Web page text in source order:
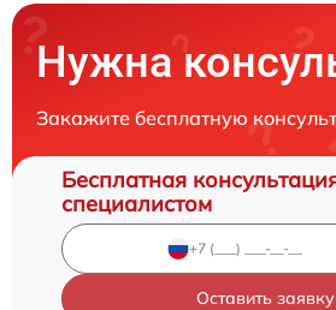
Нужна
Закажите бесплатную
Бесплатная
специалистом
Оставить заявку